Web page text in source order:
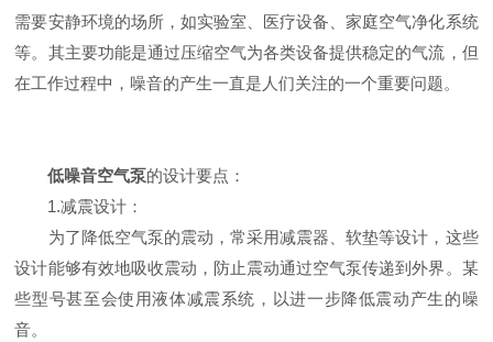
需要安静环境的场所，如实验室、医疗设备、家庭空气净化系统
等。其主要功能是通过压缩空气为各类设备提供稳定的气流，但
在工作过程中，噪音的产生一直是人们关注的一个重要问题。
低噪音空气泵的设计要点：
1.减震设计：
为了降低空气泵的震动，常采用减震器、软垫等设计，这些
设计能够有效地吸收震动，防止震动通过空气泵传递到外界。某
些型号甚至会使用液体减震系统，以进一步降低震动产生的噪
音。